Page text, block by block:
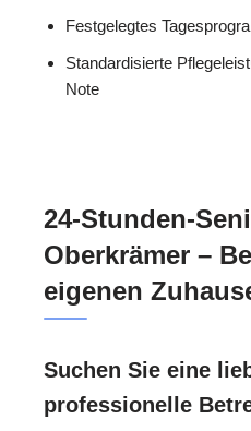
Festgelegtes
Standardisierte
Note
24-Stunden-
Oberkrämer –
eigenen
Suchen Sie eine
professionelle